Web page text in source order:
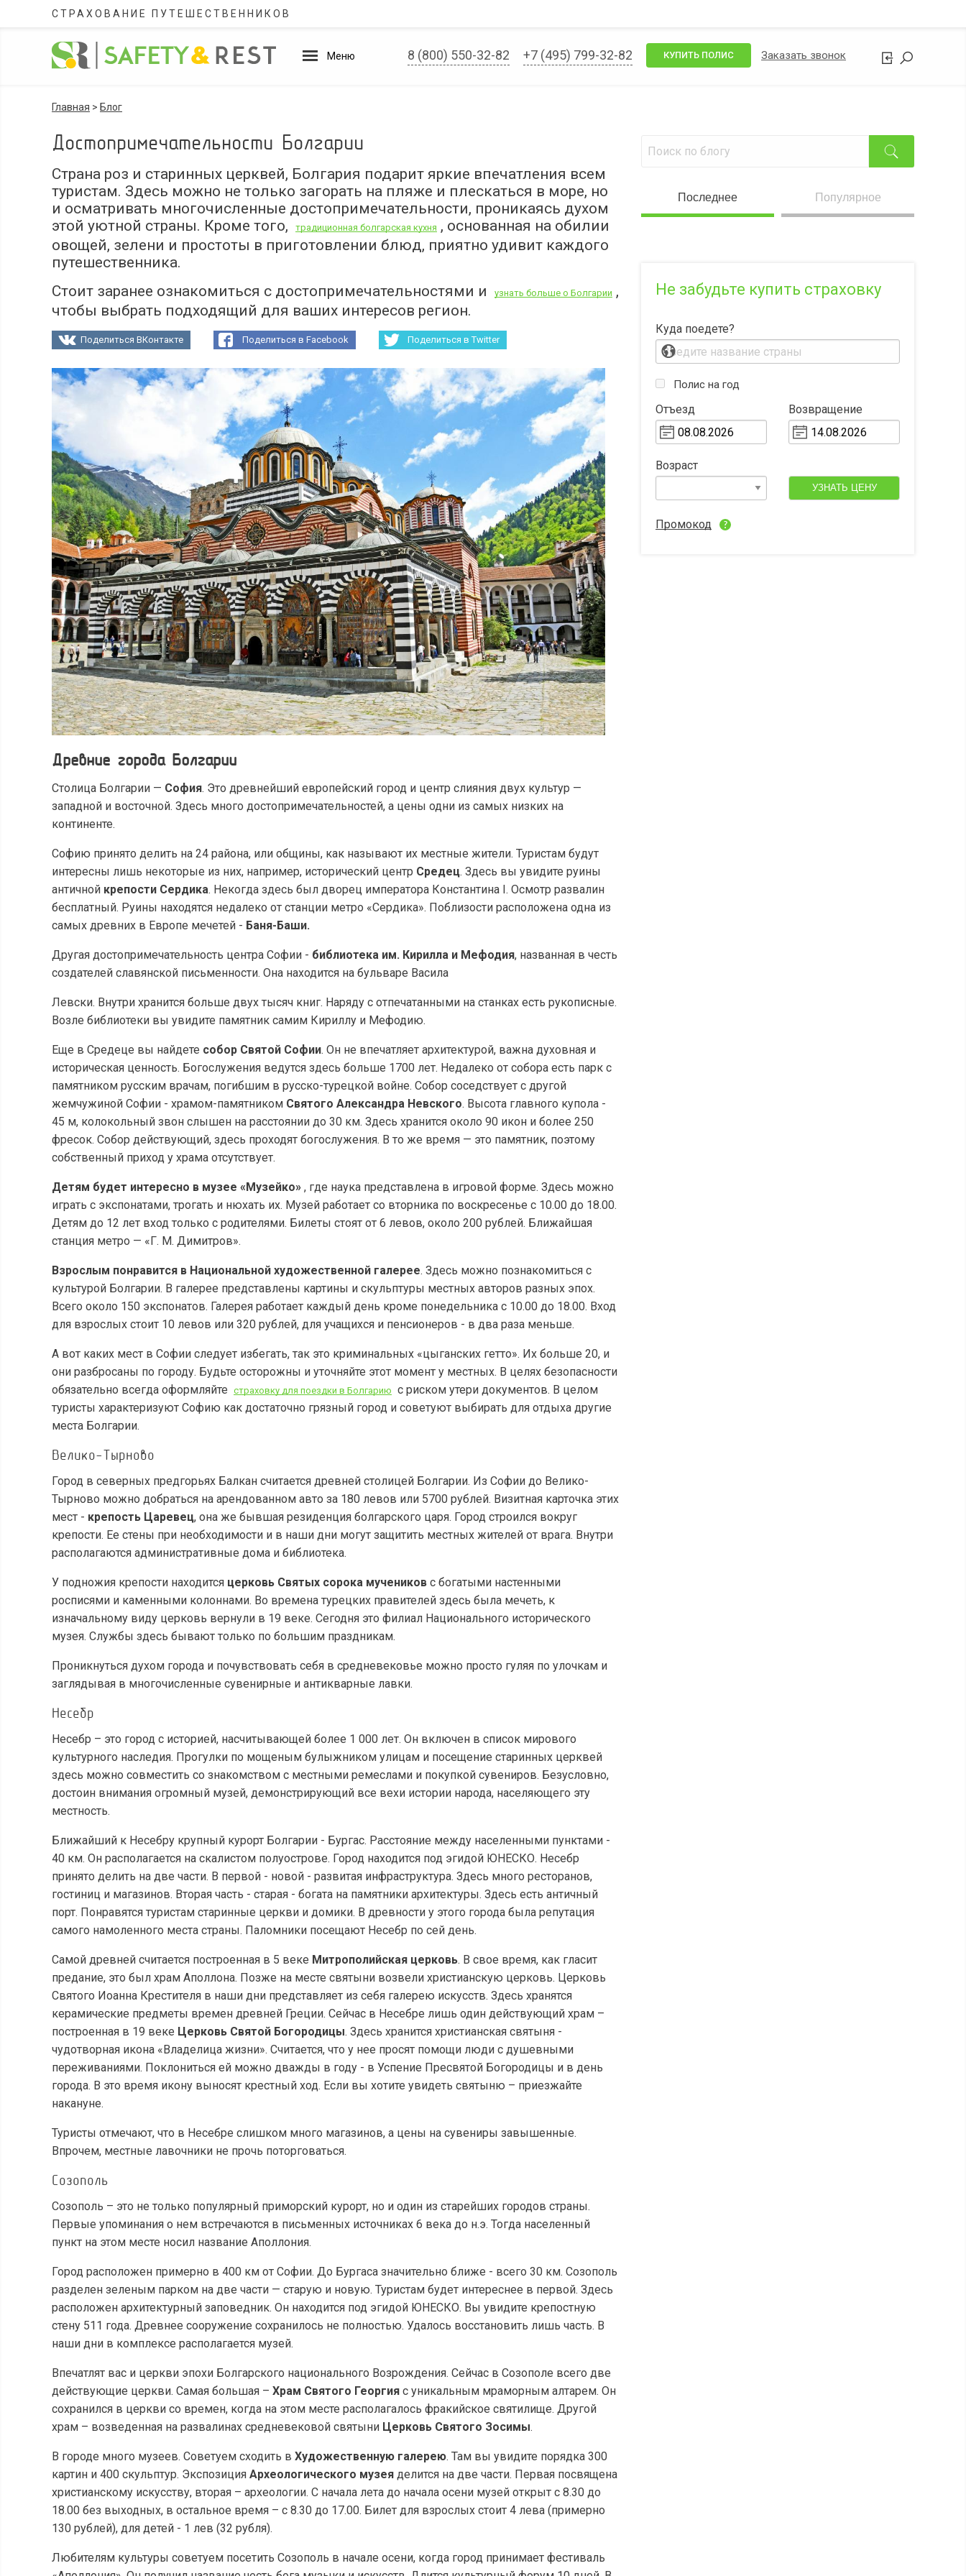
СТРАХОВАНИЕ ПУТЕШЕСТВЕННИКОВ
Меню 8 (800) 550-32-82 +7 (495) 799-32-82 КУПИТЬ ПОЛИС Заказать звонок
Главная > Блог
Достопримечательности Болгарии
Страна роз и старинных церквей, Болгария подарит яркие впечатления всем
туристам. Здесь можно не только загорать на пляже и плескаться в море, но
и осматривать многочисленные достопримечательности, проникаясь духом
этой уютной страны. Кроме того,
традиционная болгарская кухня , основанная на обилии
овощей, зелени и простоты в приготовлении блюд, приятно удивит каждого
путешественника.
Стоит заранее ознакомиться с достопримечательностями и
узнать больше о Болгарии ,
чтобы выбрать подходящий для ваших интересов регион.
Поделиться ВКонтакте Поделиться в Facebook Поделиться в Twitter
Древние города Болгарии
Столица Болгарии — София. Это древнейший европейский город и центр слияния двух культур —
западной и восточной. Здесь много достопримечательностей, а цены одни из самых низких на
континенте.
Софию принято делить на 24 района, или общины, как называют их местные жители. Туристам будут
интересны лишь некоторые из них, например, исторический центр Средец. Здесь вы увидите руины
античной крепости Сердика. Некогда здесь был дворец императора Константина I. Осмотр развалин
бесплатный. Руины находятся недалеко от станции метро «Сердика». Поблизости расположена одна из
самых древних в Европе мечетей - Баня-Баши.
Другая достопримечательность центра Софии - библиотека им. Кирилла и Мефодия, названная в честь
создателей славянской письменности. Она находится на бульваре Васила
Левски. Внутри хранится больше двух тысяч книг. Наряду с отпечатанными на станках есть рукописные.
Возле библиотеки вы увидите памятник самим Кириллу и Мефодию.
Еще в Средеце вы найдете собор Святой Софии. Он не впечатляет архитектурой, важна духовная и
историческая ценность. Богослужения ведутся здесь больше 1700 лет. Недалеко от собора есть парк с
памятником русским врачам, погибшим в русско-турецкой войне. Собор соседствует с другой
жемчужиной Софии - храмом-памятником Святого Александра Невского. Высота главного купола -
45 м, колокольный звон слышен на расстоянии до 30 км. Здесь хранится около 90 икон и более 250
фресок. Собор действующий, здесь проходят богослужения. В то же время — это памятник, поэтому
собственный приход у храма отсутствует.
Детям будет интересно в музее «Музейко» , где наука представлена в игровой форме. Здесь можно
играть с экспонатами, трогать и нюхать их. Музей работает со вторника по воскресенье с 10.00 до 18.00.
Детям до 12 лет вход только с родителями. Билеты стоят от 6 левов, около 200 рублей. Ближайшая
станция метро — «Г. М. Димитров».
Взрослым понравится в Национальной художественной галерее. Здесь можно познакомиться с
культурой Болгарии. В галерее представлены картины и скульптуры местных авторов разных эпох.
Всего около 150 экспонатов. Галерея работает каждый день кроме понедельника с 10.00 до 18.00. Вход
для взрослых стоит 10 левов или 320 рублей, для учащихся и пенсионеров - в два раза меньше.
А вот каких мест в Софии следует избегать, так это криминальных «цыганских гетто». Их больше 20, и
они разбросаны по городу. Будьте осторожны и уточняйте этот момент у местных. В целях безопасности
обязательно всегда оформляйте страховку для поездки в Болгарию с риском утери документов. В целом
туристы характеризуют Софию как достаточно грязный город и советуют выбирать для отдыха другие
места Болгарии.
Велико-Тырново
Город в северных предгорьях Балкан считается древней столицей Болгарии. Из Софии до Велико-
Тырново можно добраться на арендованном авто за 180 левов или 5700 рублей. Визитная карточка этих
мест - крепость Царевец, она же бывшая резиденция болгарского царя. Город строился вокруг
крепости. Ее стены при необходимости и в наши дни могут защитить местных жителей от врага. Внутри
располагаются административные дома и библиотека.
У подножия крепости находится церковь Святых сорока мучеников с богатыми настенными
росписями и каменными колоннами. Во времена турецких правителей здесь была мечеть, к
изначальному виду церковь вернули в 19 веке. Сегодня это филиал Национального исторического
музея. Службы здесь бывают только по большим праздникам.
Проникнуться духом города и почувствовать себя в средневековье можно просто гуляя по улочкам и
заглядывая в многочисленные сувенирные и антикварные лавки.
Несебр
Несебр – это город с историей, насчитывающей более 1 000 лет. Он включен в список мирового
культурного наследия. Прогулки по мощеным булыжником улицам и посещение старинных церквей
здесь можно совместить со знакомством с местными ремеслами и покупкой сувениров. Безусловно,
достоин внимания огромный музей, демонстрирующий все вехи истории народа, населяющего эту
местность.
Ближайший к Несебру крупный курорт Болгарии - Бургас. Расстояние между населенными пунктами -
40 км. Он располагается на скалистом полуострове. Город находится под эгидой ЮНЕСКО. Несебр
принято делить на две части. В первой - новой - развитая инфраструктура. Здесь много ресторанов,
гостиниц и магазинов. Вторая часть - старая - богата на памятники архитектуры. Здесь есть античный
порт. Понравятся туристам старинные церкви и домики. В древности у этого города была репутация
самого намоленного места страны. Паломники посещают Несебр по сей день.
Самой древней считается построенная в 5 веке Митрополийская церковь. В свое время, как гласит
предание, это был храм Аполлона. Позже на месте святыни возвели христианскую церковь. Церковь
Святого Иоанна Крестителя в наши дни представляет из себя галерею искусств. Здесь хранятся
керамические предметы времен древней Греции. Сейчас в Несебре лишь один действующий храм –
построенная в 19 веке Церковь Святой Богородицы. Здесь хранится христианская святыня -
чудотворная икона «Владелица жизни». Считается, что у нее просят помощи люди с душевными
переживаниями. Поклониться ей можно дважды в году - в Успение Пресвятой Богородицы и в день
города. В это время икону выносят крестный ход. Если вы хотите увидеть святыню – приезжайте
накануне.
Туристы отмечают, что в Несебре слишком много магазинов, а цены на сувениры завышенные.
Впрочем, местные лавочники не прочь поторговаться.
Созополь
Созополь – это не только популярный приморский курорт, но и один из старейших городов страны.
Первые упоминания о нем встречаются в письменных источниках 6 века до н.э. Тогда населенный
пункт на этом месте носил название Аполлония.
Город расположен примерно в 400 км от Софии. До Бургаса значительно ближе - всего 30 км. Созополь
разделен зеленым парком на две части — старую и новую. Туристам будет интереснее в первой. Здесь
расположен архитектурный заповедник. Он находится под эгидой ЮНЕСКО. Вы увидите крепостную
стену 511 года. Древнее сооружение сохранилось не полностью. Удалось восстановить лишь часть. В
наши дни в комплексе располагается музей.
Впечатлят вас и церкви эпохи Болгарского национального Возрождения. Сейчас в Созополе всего две
действующие церкви. Самая большая – Храм Святого Георгия с уникальным мраморным алтарем. Он
сохранился в церкви со времен, когда на этом месте располагалось фракийское святилище. Другой
храм – возведенная на развалинах средневековой святыни Церковь Святого Зосимы.
В городе много музеев. Советуем сходить в Художественную галерею. Там вы увидите порядка 300
картин и 400 скульптур. Экспозиция Археологического музея делится на две части. Первая посвящена
христианскому искусству, вторая – археологии. С начала лета до начала осени музей открыт с 8.30 до
18.00 без выходных, в остальное время – с 8.30 до 17.00. Билет для взрослых стоит 4 лева (примерно
130 рублей), для детей - 1 лев (32 рубля).
Любителям культуры советуем посетить Созополь в начале осени, когда город принимает фестиваль
Последнее Популярное
Не забудьте купить страховку
Куда поедете?
Полис на год
Отъезд Возвращение
Возраст
УЗНАТЬ ЦЕНУ
Промокод